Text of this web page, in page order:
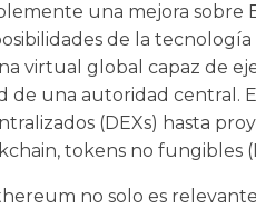
una mejora sobre
de la tecnología
virtual global capaz de
de una autoridad central.
(DEXs) hasta
tokens no fungibles
no solo es